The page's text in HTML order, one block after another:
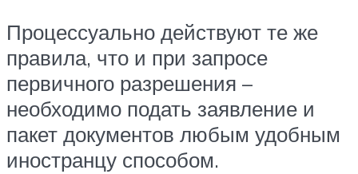
Процессуально действуют те же
правила, что и при запросе
первичного разрешения –
необходимо подать заявление и
пакет документов любым удобным
иностранцу способом.